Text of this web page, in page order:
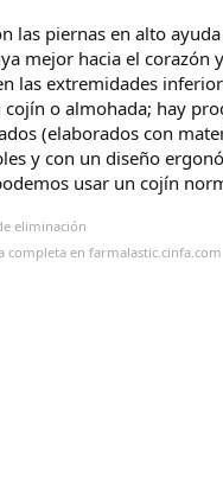
las piernas en alto
mejor hacia el corazón
las extremidades
o almohada; hay
(elaborados con
y con un diseño
usar un cojín
eliminación
completa en farmalastic.cinfa.com